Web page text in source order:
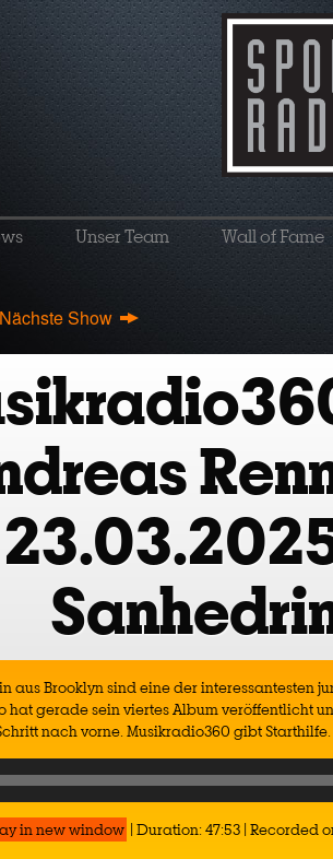
Unser Team Wall of Fame
Nächste Show
aus Brooklyn sind eine der interessantesten
hat gerade sein viertes Album veröffentlicht
nach vorne. Musikradio360 gibt Starthilfe.
in new window | Duration: 47:53 | Recorded